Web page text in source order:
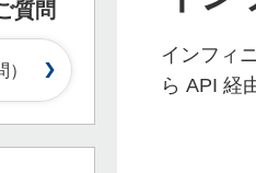
インフィ
ら API 経
質問